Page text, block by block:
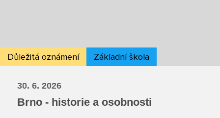
Důležitá oznámení Základní škola
30. 6. 2026
Brno - historie a osobnosti